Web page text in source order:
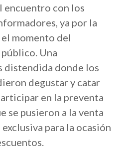
encuentro con los
ya por la
momento del
Una
distendida donde los
degustar y catar
en la preventa
se pusieron a la venta
para la ocasión